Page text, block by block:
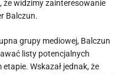
że widzimy zainteresowanie
Balczun.
grupy mediowej, Balczun
listy potencjalnych
Wskazał jednak, że